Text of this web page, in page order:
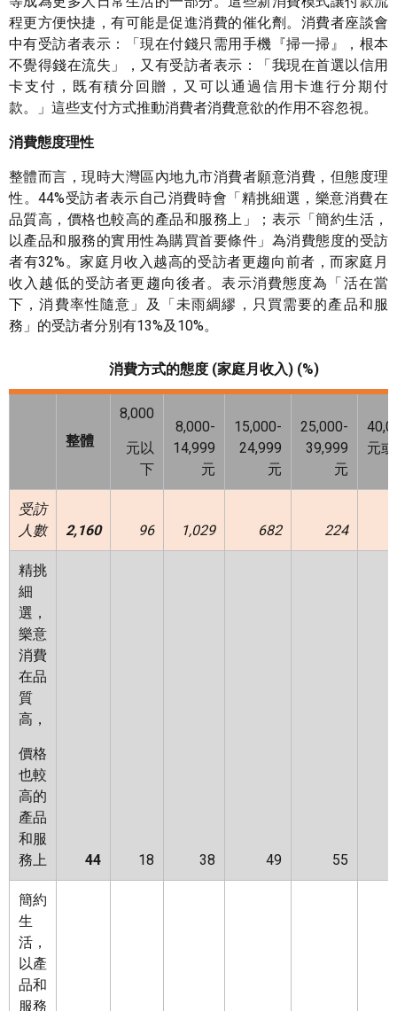
程更方便快捷，有可能是促進消費的催化劑。消費者座談會
中有受訪者表示：「現在付錢只需用手機『掃一掃』，根本
不覺得錢在流失」，又有受訪者表示：「我現在首選以信用
卡支付，既有積分回贈，又可以通過信用卡進行分期付
款。」這些支付方式推動消費者消費意欲的作用不容忽視。
消費態度理性
整體而言，現時大灣區內地九市消費者願意消費，但態度理
性。44%受訪者表示自己消費時會「精挑細選，樂意消費在
品質高，價格也較高的產品和服務上」；表示「簡約生活，
以產品和服務的實用性為購買首要條件」為消費態度的受訪
者有32%。家庭月收入越高的受訪者更趨向前者，而家庭月
收入越低的受訪者更趨向後者。表示消費態度為「活在當
下，消費率性隨意」及「未雨綢繆，只買需要的產品和服
務」的受訪者分別有13%及10%。
消費方式的態度 (家庭月收入) (%)
整體
8,000
元以
下
8,000-
14,999
元
15,000-
24,999
元
25,000-
39,999
元
元
受訪
人數
2,160 96 1,029 682 224
精挑
細
選，
樂意
消費
在品
質
高，
價格
也較
高的
產品
和服
務上
44 18 38 49 55
簡約
生
活，
以產
品和
服務